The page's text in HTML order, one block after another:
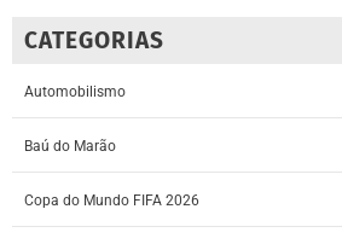
CATEGORIAS
Automobilismo
Baú do Marão
Copa do Mundo FIFA 2026